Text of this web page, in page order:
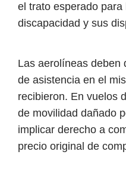
el trato esperado
discapacidad y sus
Las aerolíneas deben
de asistencia en el
recibieron. En vuelos
de movilidad dañado
implicar derecho a
precio original de